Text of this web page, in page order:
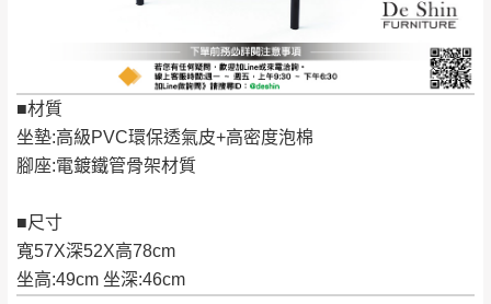
■材質
坐墊:高級PVC環保透氣皮+高密度泡棉
腳座:電鍍鐵管骨架材質
■尺寸
寬57X深52X高78cm
坐高:49cm 坐深:46cm
區、北投湖山路、
深坑山區
$ 9,000以上：免
運費
NT$500元
＊A108產品另收運費
苗栗
NT$500元
服務，若需以吊車或其他的吊掛方式吊運，
費用將由買方自行支付。
因大型傢俱有組裝、配送的問題，並非一般
機當天到貨前皆會再與您通知，讓你不用整
天在家等貨，以節省您的寶貴時間。
發票寄送：